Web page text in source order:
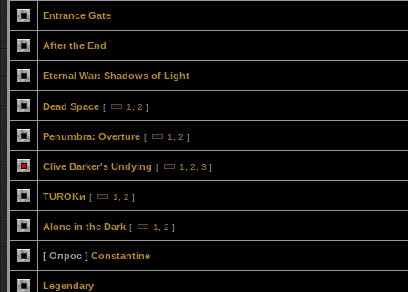
Entrance Gate
After the End
Eternal War: Shadows of Light
Dead Space [ 1 2 ]
Penumbra: Overture [ 1 2 ]
Clive Barker's Undying [ 1 2 3 ]
TUROKи [ 1 2 ]
Alone in the Dark [ 1 2 ]
[ Опрос ] Constantine
Legendary